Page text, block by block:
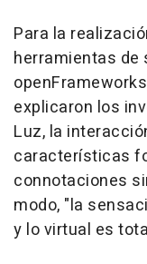
Para la
herramientas
explicaron los
Luz, la
características
connotaciones
modo, "la
y lo virtual es